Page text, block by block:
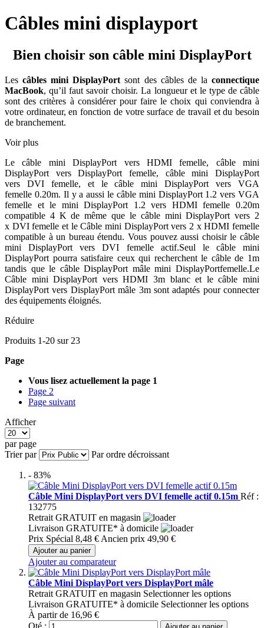
Câbles mini displayport
Bien choisir son câble mini DisplayPort
Lescâbles mini DisplayPort sont des câbles de laconnectique
MacBook, qu’il faut savoir choisir. La longueur et le type de câble
sont des critères à considérer pour faire le choix qui conviendra à
votre ordinateur, en fonction de votre surface de travail et du besoin
de branchement.
Voir plus
Le câble mini DisplayPort vers HDMI femelle, câble mini
DisplayPort vers DisplayPort femelle, câble mini DisplayPort
vers DVI femelle, et le câble mini DisplayPort vers VGA
femelle 0.20m. Il y a aussi le câble mini DisplayPort 1.2 vers VGA
femelle et le mini DisplayPort 1.2 vers HDMI femelle 0.20m
compatible 4 K de même que le câble mini DisplayPort vers 2
x DVI femelle et le Câble mini DisplayPort vers 2 x HDMI femelle
compatible à un bureau étendu. Vous pouvez aussi choisir le câble
mini DisplayPort vers DVI femelle actif.Seul le câble mini
DisplayPort pourra satisfaire ceux qui recherchent le câble de 1m
tandis que le câble DisplayPort mâle mini DisplayPortfemelle.Le
Câble mini DisplayPort vers HDMI 3m blanc et le câble mini
DisplayPort vers DisplayPort mâle 3m sont adaptés pour connecter
des équipements éloignés.
Réduire
Produits 1-20 sur 23
Page
Vous lisez actuellement la page 1
Page 2
Page suivant
Afficher
par page
Trier par
Par ordre décroissant
- 83%
Câble Mini DisplayPort vers DVI femelle actif 0.15m Réf :
132775
Retrait GRATUIT en magasin
Livraison GRATUITE* à domicile
Prix Spécial 8,48 € Ancien prix 49,90 €
Ajouter au panier
Ajouter au comparateur
Câble Mini DisplayPort vers DisplayPort mâle
Retrait GRATUIT en magasin Selectionner les options
Livraison GRATUITE* à domicile Selectionner les options
À partir de 16,96 €
Qté :